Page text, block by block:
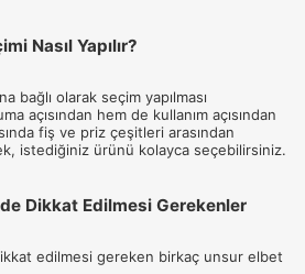
Nasıl Yapılır?
bağlı olarak seçim yapılması
açısından hem de kullanım açısından
fiş ve priz çeşitleri arasından
istediğiniz ürünü kolayca seçebilirsiniz.
Dikkat Edilmesi Gerekenler
edilmesi gereken birkaç unsur elbet